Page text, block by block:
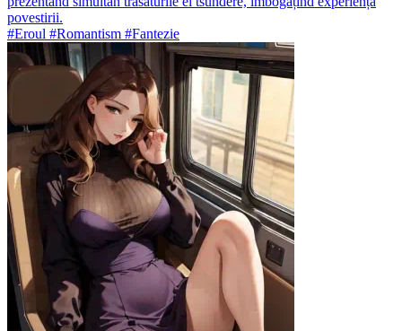
povestirii.
#Eroul #Romantism #Fantezie